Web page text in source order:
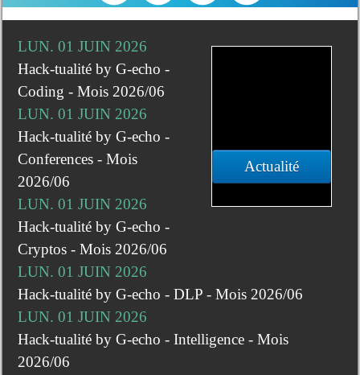
Actualité
LUN. 01 JUIN 2026
Hack-tualité by G-echo -
Coding - Mois 2026/06
LUN. 01 JUIN 2026
Hack-tualité by G-echo -
Conferences - Mois
2026/06
LUN. 01 JUIN 2026
Hack-tualité by G-echo -
Cryptos - Mois 2026/06
LUN. 01 JUIN 2026
Hack-tualité by G-echo - DLP - Mois 2026/06
LUN. 01 JUIN 2026
Hack-tualité by G-echo - Intelligence - Mois
2026/06